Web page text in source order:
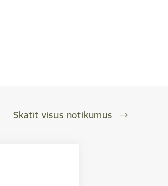
Skatīt visus notikumus